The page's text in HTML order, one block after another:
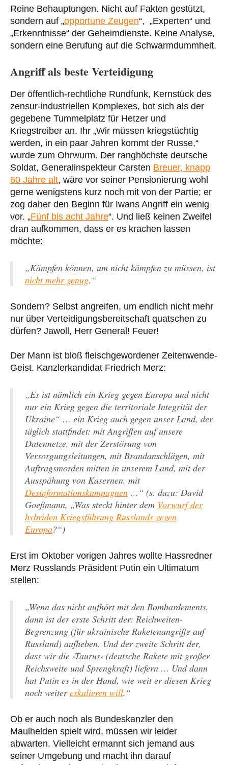
Reine Behauptungen. Nicht auf Fakten gestützt,
sondern auf „opportune Zeugen“, „Experten“ und
„Erkenntnisse“ der Geheimdienste. Keine Analyse,
sondern eine Berufung auf die Schwarmdummheit.
Angriff als beste Verteidigung
Der öffentlich-rechtliche Rundfunk, Kernstück des
zensur-industriellen Komplexes, bot sich als der
gegebene Tummelplatz für Hetzer und
Kriegstreiber an. Ihr „Wir müssen kriegstüchtig
werden, in ein paar Jahren kommt der Russe,“
wurde zum Ohrwurm. Der ranghöchste deutsche
Soldat, Generalinspekteur Carsten Breuer, knapp
60 Jahre alt, wäre vor seiner Pensionierung wohl
gerne wenigstens kurz noch mit von der Partie; er
zog daher den Beginn für Iwans Angriff ein wenig
vor. „Fünf bis acht Jahre“. Und ließ keinen Zweifel
dran aufkommen, dass er es krachen lassen
möchte:
„Kämpfen können, um nicht kämpfen zu müssen, ist
nicht mehr genug.“
Sondern? Selbst angreifen, um endlich nicht mehr
nur über Verteidigungsbereitschaft quatschen zu
dürfen? Jawoll, Herr General! Feuer!
Der Mann ist bloß fleischgewordener Zeitenwende-
Geist. Kanzlerkandidat Friedrich Merz:
„Es ist nämlich ein Krieg gegen Europa und nicht
nur ein Krieg gegen die territoriale Integrität der
Ukraine“ … ein Krieg auch gegen unser Land, der
täglich stattfindet: mit Angriffen auf unsere
Datennetze, mit der Zerstörung von
Versorgungsleitungen, mit Brandanschlägen, mit
Auftragsmorden mitten in unserem Land, mit der
Ausspähung von Kasernen, mit
Desinformationskampagnen …“ (s. dazu: David
Goeßmann, „Was steckt hinter dem Vorwurf der
hybriden Kriegsführung Russlands gegen
Europa?“)
Erst im Oktober vorigen Jahres wollte Hassredner
Merz Russlands Präsident Putin ein Ultimatum
stellen:
„Wenn das nicht aufhört mit den Bombardements,
dann ist der erste Schritt der: Reichweiten-
Begrenzung (für ukrainische Raketenangriffe auf
Russland) aufheben. Und der zweite Schritt der,
dass wir die ›Taurus‹ (deutsche Rakete mit großer
Reichsweite und Sprengkraft) liefern … Und dann
hat Putin es in der Hand, wie weit er diesen Krieg
noch weitereskalieren will.“
Ob er auch noch als Bundeskanzler den
Maulhelden spielt wird, müssen wir leider
abwarten. Vielleicht ermannt sich jemand aus
seiner Umgebung und macht ihn darauf